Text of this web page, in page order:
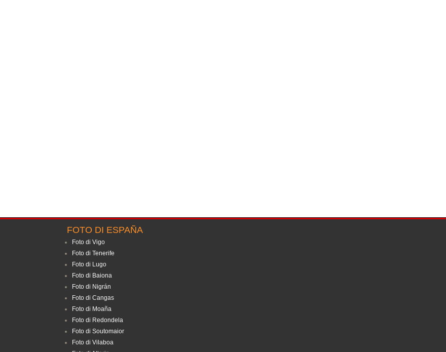
FOTO DI ESPAÑA
Foto di Vigo
Foto di Tenerife
Foto di Lugo
Foto di Baiona
Foto di Nigrán
Foto di Cangas
Foto di Moaña
Foto di Redondela
Foto di Soutomaior
Foto di Vilaboa